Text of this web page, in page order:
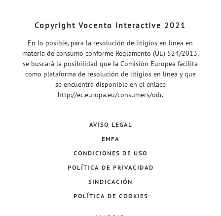
Copyright Vocento interactive 2021
En lo posible, para la resolución de litigios en línea en
materia de consumo conforme Reglamento (UE) 524/2013,
se buscará la posibilidad que la Comisión Europea facilita
como plataforma de resolución de litigios en línea y que
se encuentra disponible en el enlace
http://ec.europa.eu/consumers/odr.
AVISO LEGAL
EMFA
CONDICIONES DE USO
POLÍTICA DE PRIVACIDAD
SINDICACIÓN
POLÍTICA DE COOKIES